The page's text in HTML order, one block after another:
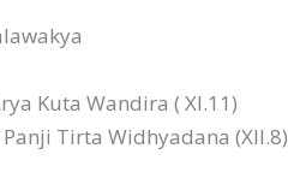
Kuta Wandira ( XI.11)
Tirta Widhyadana (XII.8)